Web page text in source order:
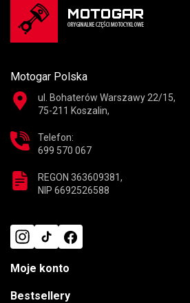
Motogar Polska
ul. Bohaterów Warszawy 22/15,
75-211 Koszalin,
Telefon:
699 570 067
REGON 363609381,
NIP 6692526588
Moje konto
Bestsellery